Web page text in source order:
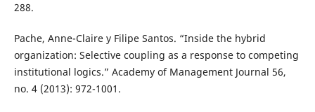
288.
Pache, Anne-Claire y Filipe Santos. “Inside the hybrid
organization: Selective coupling as a response to competing
institutional logics.” Academy of Management Journal 56,
no. 4 (2013): 972-1001.